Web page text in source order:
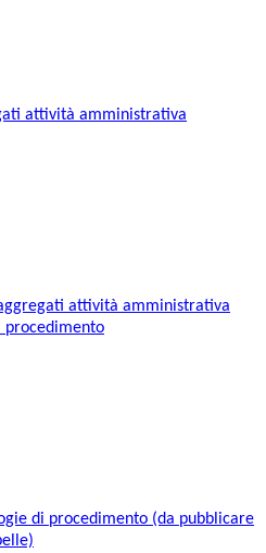
attività amministrativa
attività amministrativa
procedimento
di procedimento (da pubblicare